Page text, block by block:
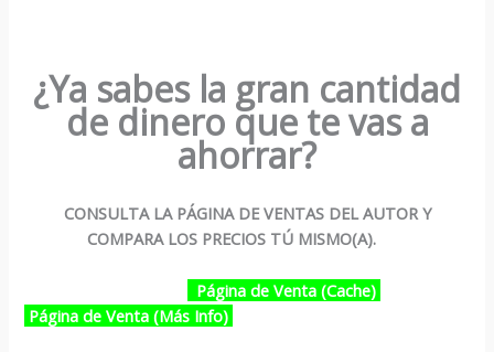
¿Ya sabes la gran cantidad
de dinero que te vas a
ahorrar?
CONSULTA LA PÁGINA DE VENTAS DEL AUTOR Y
COMPARA LOS PRECIOS TÚ MISMO(A).
Página de Venta (Cache)
Página de Venta (Más Info)